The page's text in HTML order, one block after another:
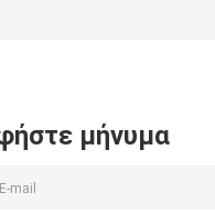
μήνυμα